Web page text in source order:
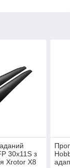
30x11S з
Xrotor X8